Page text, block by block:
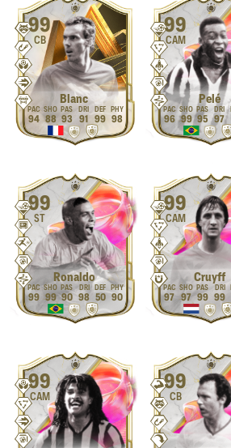
99
CB
Blanc
94 88 93 91 99 98
99
CAM
Pelé
96 99 95 97
99
ST
Ronaldo
99 99 90 98 50 90
99
CAM
Cruyff
97 97 99 99
99
CAM
99
CB